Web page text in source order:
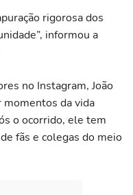
rigorosa dos
informou a
no Instagram, João
momentos da vida
o ocorrido, ele tem
fãs e colegas do meio